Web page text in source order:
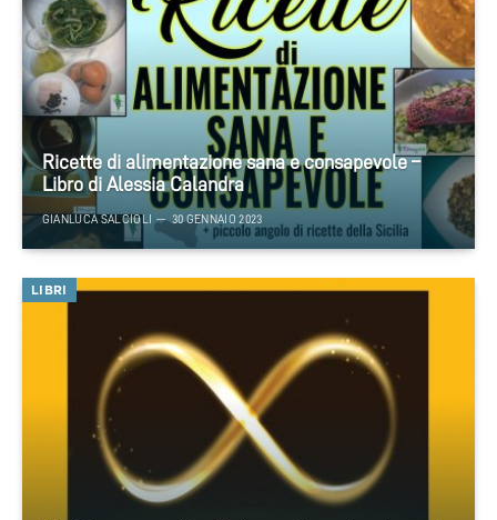
Ricette di alimentazione sana e consapevole –
Libro di Alessia Calandra
GIANLUCA SALCIOLI 30 GENNAIO 2023
LIBRI